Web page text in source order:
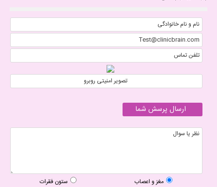
مغز و اعصاب ستون فقرات